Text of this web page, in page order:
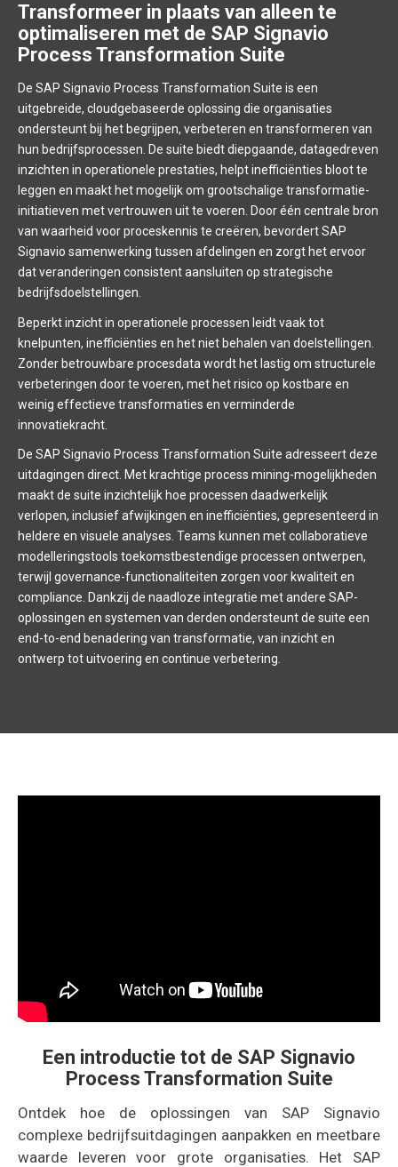
Transformeer in plaats van alleen te
optimaliseren met de SAP Signavio
Process Transformation Suite
De SAP Signavio Process Transformation Suite is een
uitgebreide, cloudgebaseerde oplossing die organisaties
ondersteunt bij het begrijpen, verbeteren en transformeren van
hun bedrijfsprocessen. De suite biedt diepgaande, datagedreven
inzichten in operationele prestaties, helpt inefficiënties bloot te
leggen en maakt het mogelijk om grootschalige transformatie-
initiatieven met vertrouwen uit te voeren. Door één centrale bron
van waarheid voor proceskennis te creëren, bevordert SAP
Signavio samenwerking tussen afdelingen en zorgt het ervoor
dat veranderingen consistent aansluiten op strategische
bedrijfsdoelstellingen.
Beperkt inzicht in operationele processen leidt vaak tot
knelpunten, inefficiënties en het niet behalen van doelstellingen.
Zonder betrouwbare procesdata wordt het lastig om structurele
verbeteringen door te voeren, met het risico op kostbare en
weinig effectieve transformaties en verminderde
innovatiekracht.
De SAP Signavio Process Transformation Suite adresseert deze
uitdagingen direct. Met krachtige process mining-mogelijkheden
maakt de suite inzichtelijk hoe processen daadwerkelijk
verlopen, inclusief afwijkingen en inefficiënties, gepresenteerd in
heldere en visuele analyses. Teams kunnen met collaboratieve
modelleringstools toekomstbestendige processen ontwerpen,
terwijl governance-functionaliteiten zorgen voor kwaliteit en
compliance. Dankzij de naadloze integratie met andere SAP-
oplossingen en systemen van derden ondersteunt de suite een
end-to-end benadering van transformatie, van inzicht en
ontwerp tot uitvoering en continue verbetering.
Een introductie tot de SAP Signavio
Process Transformation Suite
Ontdek hoe de oplossingen van SAP Signavio
complexe bedrijfsuitdagingen aanpakken en meetbare
waarde leveren voor grote organisaties. Het SAP